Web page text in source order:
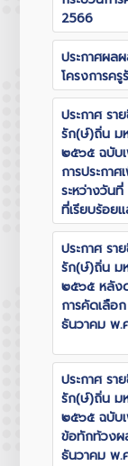
2566
ประกาศผล
โครงการค
ประกาศ รา
รัก(ษ์)ถิ่น ม
๒๕๖๕ ฉบับ
การประกา
ระหว่างวัน
ที่เรียบร้อย
ประกาศ รา
รัก(ษ์)ถิ่น ม
๒๕๖๕ หลัง
การคัดเลือ
ธันวาคม พ.
ประกาศ รา
รัก(ษ์)ถิ่น ม
๒๕๖๕ ฉบับ
ข้อทักท้วงผ
ธันวาคม พ.